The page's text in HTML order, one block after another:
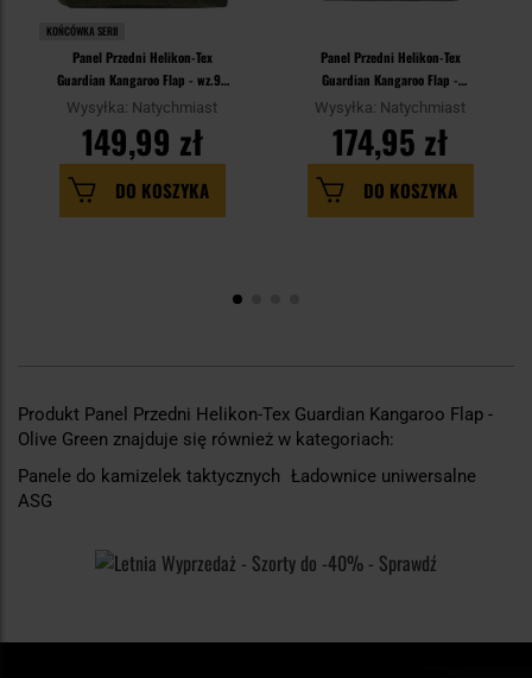
KOŃCÓWKA SERII
Panel Przedni Helikon-Tex
Guardian Kangaroo Flap - wz.93
Pantera PL Woodland
Wysyłka: Natychmiast
149,99 zł
DO KOSZYKA
Panel Przedni Helikon-Tex
Guardian Kangaroo Flap -
MultiCam
Wysyłka: Natychmiast
174,95 zł
DO KOSZYKA
Produkt Panel Przedni Helikon-Tex Guardian Kangaroo Flap -
Olive Green znajduje się również w kategoriach:
Panele do kamizelek taktycznych Ładownice uniwersalne
ASG